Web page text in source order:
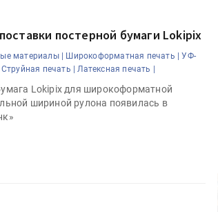
постерной бумаги Lokipix
материалы | Широкоформатная печать |
УФ-
Струйная печать | Латексная печать |
Lokipix для широкоформатной
шириной рулона появилась в